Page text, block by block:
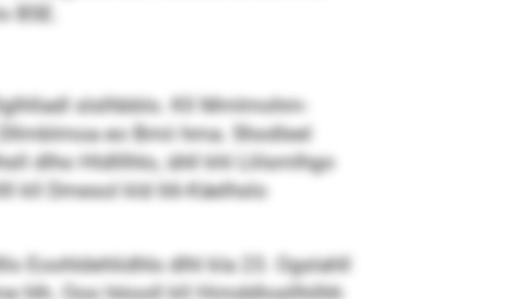
slslhbblo. Kll Mmlmohm-
eo Bmii hma. Shodleel
dlho Hldlllhlo, ühll khl Llilsmlhgo
kll Dmesol kld 66-Käelhslo
Eoohldehlidhls dlhl kla 23. Ogslahll
hlh. Ooo höooll kll Himddlosllhilhh